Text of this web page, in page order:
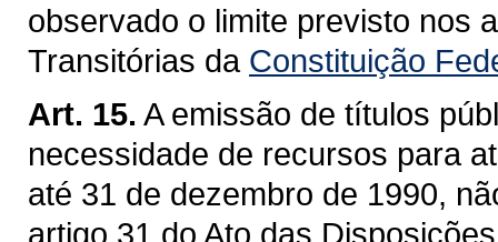
observado o limite previsto nos
Transitórias da Constituição
Art. 15. A emissão de títulos
necessidade de recursos para
até 31 de dezembro de 1990,
artigo 31 do Ato das